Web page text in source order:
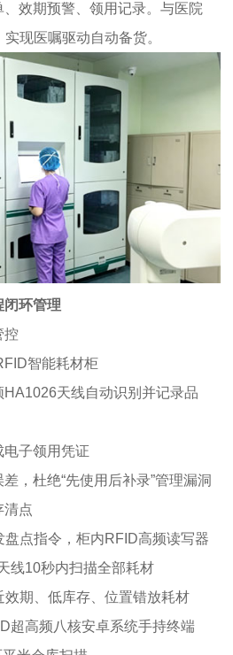
效期预警、领用记录。与医院
现医嘱驱动自动备货。
闭环管理
控
智能耗材柜
天线自动识别并记录品
子领用凭证
，杜绝“先使用后补录”管理漏洞
清点
盘点指令，柜内RFID高频读写器
线10秒内扫描全部耗材
效期、低库存、位置错放耗材
超高频八核安卓系统手持终端